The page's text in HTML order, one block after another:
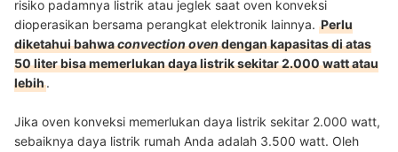
risiko padamnya listrik atau jeglek saat oven konveksi
dioperasikan bersama perangkat elektronik lainnya. Perlu
diketahui bahwaconvection ovendengan kapasitas di atas
50 liter bisa memerlukan daya listrik sekitar 2.000 watt atau
lebih.
Jika oven konveksi memerlukan daya listrik sekitar 2.000 watt,
sebaiknya daya listrik rumah Anda adalah 3.500 watt. Oleh